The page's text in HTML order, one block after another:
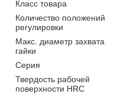
Класс товара
Количество положений
регулировки
Макс. диаметр захвата
гайки
Серия
Твердость рабочей
поверхности HRC